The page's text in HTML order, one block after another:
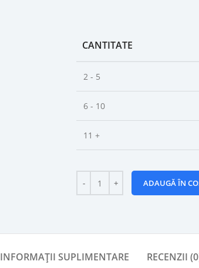
CANTITATE
2 - 5
6 - 10
11 +
ADAUGĂ ÎN
INFORMAȚII SUPLIMENTARE RECENZII